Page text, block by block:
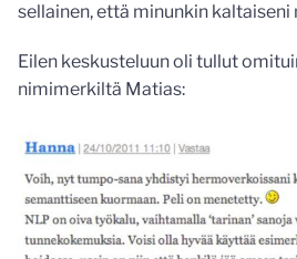
sellainen, että minunkin
Eilen keskusteluun oli tullut
nimimerkiltä Matias: